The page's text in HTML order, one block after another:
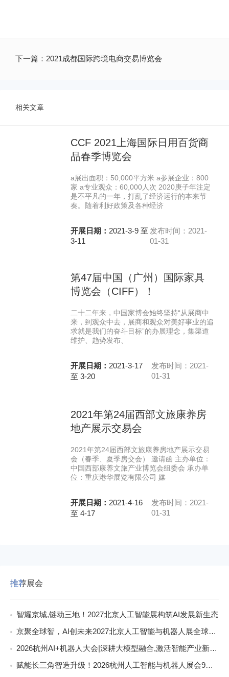
下一篇： 2021成都国际跨境电商交易博览会
相关文章
CCF 2021上海国际日用百货商
品春季博览会
a展出面积：50,000平方米 a参展企业：800
家 a专业观众：60,000人次 2020庚子年注定
是不平凡的一年，打乱了经济运行的本来节
奏。随着利好政策及各种经济
开展日期： 2021-3-9 至
3-11
发布时间：2021-
01-31
第47届中国（广州）国际家具
博览会（CIFF）！
二十二年来，中国家博会始终坚持“从展商中
来，到观众中去，展商和观众对美好事业的追
求就是我们的奋斗目标”的办展理念，集渠道
维护、趋势发布、
开展日期： 2021-3-17
至 3-20
发布时间：2021-
01-31
2021年第24届西部文旅康养房
地产展示交易会
2021年第24届西部文旅康养房地产展示交易
会（春季、夏季房交会） 邀请函 主办单位：
中国西部康养文旅产业博览会组委会 承办单
位：重庆港华展览有限公司 媒
开展日期： 2021-4-16
至 4-17
发布时间：2021-
01-31
推荐展会
智耀京城,链动三地！2027北京人工智能展构筑AI发展新生态
京聚全球智，AI创未来2027北京人工智能与机器人展全球启动
2026杭州AI+机器人大会|深耕大模型融合,激活智能产业新动能
赋能长三角智造升级！2026杭州人工智能与机器人展会9月启幕